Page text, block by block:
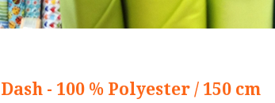
Dash - 100 % Polyester / 150 cm